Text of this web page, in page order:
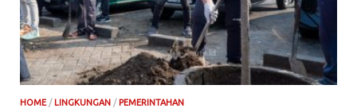
HOME / LINGKUNGAN / PEMERINTAHAN